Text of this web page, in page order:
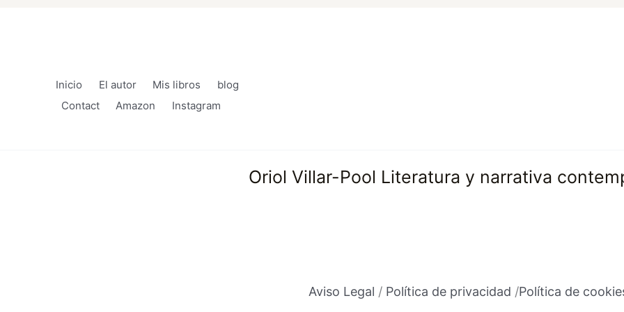
Inicio El autor Mis libros
blog
Contact
Amazon Instagram
Oriol Villar-Pool Literatura y narrativa
Aviso Legal / Política de privacidad /Política de